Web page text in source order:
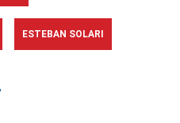
ESTEBAN SOLARI